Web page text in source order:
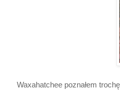
Waxahatchee poznałem